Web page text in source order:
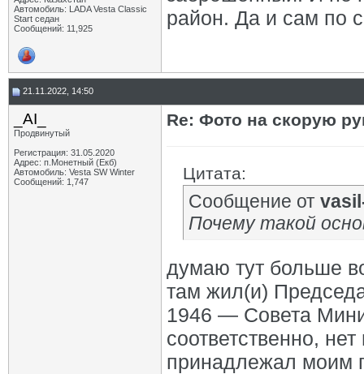
Автомобиль: LADA Vesta Classic
Start седан
Сообщений: 11,925
район. Да и сам по
21.11.2022, 14:50
_AI_
Продвинутый
Регистрация: 31.05.2020
Адрес: п.Монетный (Екб)
Автомобиль: Vesta SW Winter
Сообщений: 1,747
Re: Фото на скорую
Цитата:
Сообщение от
Почему такой
думаю тут больше
там жил(и)
1946 — Совета
соответственно,
принадлежал моим